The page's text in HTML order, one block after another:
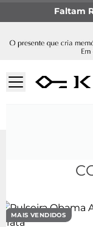
Faltam
MAIS VENDIDOS